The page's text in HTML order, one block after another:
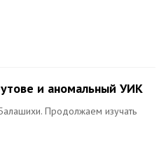
и аномальный УИК
Продолжаем изучать